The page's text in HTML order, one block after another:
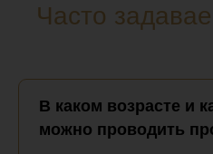
Часто
В каком возрасте и
можно проводить